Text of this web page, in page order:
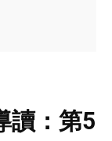
讀：第5